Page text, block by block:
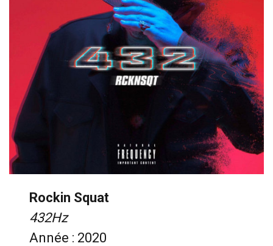
Rockin Squat
432Hz
Année : 2020